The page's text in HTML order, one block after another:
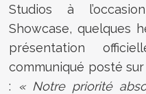
Studios à
Showcase, quelques
présentation
communiqué posté
:
« Notre priorité